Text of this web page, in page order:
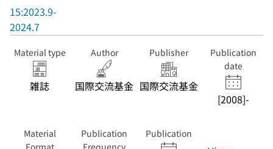
15:2023.9-
2024.7
Material type
雑誌
Author
国際交流基金
Publisher
国際交流基金
Publication
date
[2008]-
Material
Format
Publication
Frequency
Publication